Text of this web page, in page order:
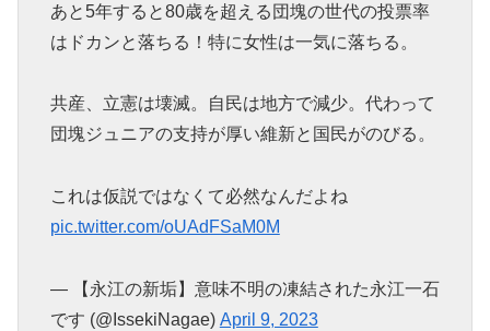
あと5年すると80歳を超える団塊の世代の投票率
はドカンと落ちる！特に女性は一気に落ちる。
共産、立憲は壊滅。自民は地方で減少。代わって
団塊ジュニアの支持が厚い維新と国民がのびる。
これは仮説ではなくて必然なんだよね
pic.twitter.com/oUAdFSaM0M
— 【永江の新垢】意味不明の凍結された永江一石
です (@IssekiNagae) April 9, 2023